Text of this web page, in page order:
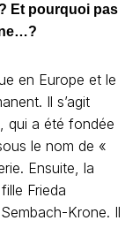
Et pourquoi pas
en Europe et le
Il s’agit
qui a été fondée
le nom de «
Ensuite, la
Frieda
Krone. Il